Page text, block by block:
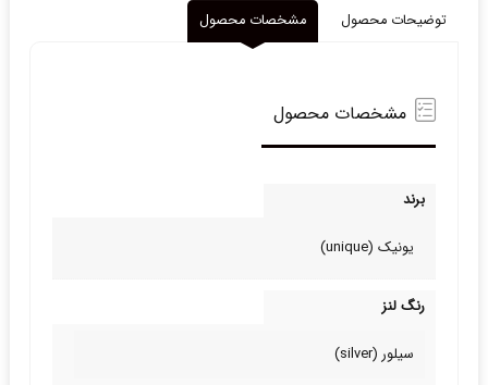
توضیحات محصول مشخصات محصول
مشخصات محصول
برند
یونیک (unique)
رنگ لنز
سیلور (silver)